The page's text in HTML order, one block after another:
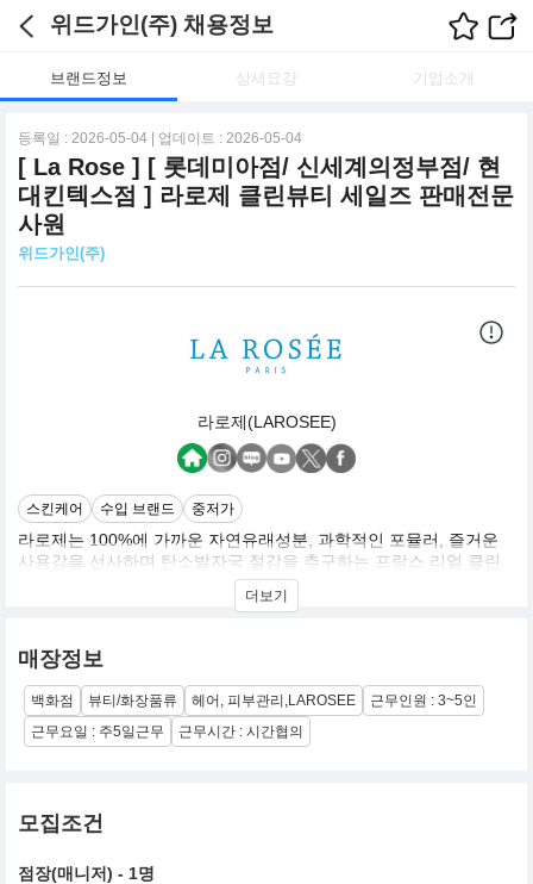
위드가인(주) 채용정보
브랜드정보 상세요강 기업소개
등록일 : 2026-05-04 | 업데이트 : 2026-05-04
[ La Rose ] [ 롯데미아점/ 신세계의정부점/ 현
대킨텍스점 ] 라로제 클린뷰티 세일즈 판매전문
사원
위드가인(주)
라로제(LAROSEE)
스킨케어 수입 브랜드 중저가
라로제는 100%에 가까운 자연유래성분, 과학적인 포뮬러, 즐거운
사용감을 선사하며 탄소발자국 절감을 추구하는 프랑스 리얼 클린
더보기
매장정보
백화점 뷰티/화장품류 헤어, 피부관리,LAROSEE
근무인원 : 3~5인
근무요일 : 주5일근무
근무시간 : 시간협의
모집조건
점장(매니저) - 1명